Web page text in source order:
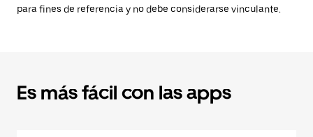
para fines de referencia y no debe considerarse vinculante.
Es más fácil con las apps